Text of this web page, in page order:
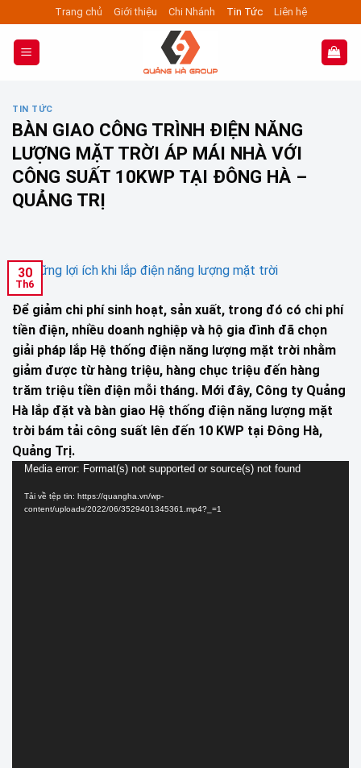
to
content
Trang chủ Giới thiệu Chi Nhánh Tin Tức Liên hệ
TIN TỨC
BÀN GIAO CÔNG TRÌNH ĐIỆN NĂNG
LƯỢNG MẶT TRỜI ÁP MÁI NHÀ VỚI
CÔNG SUẤT 10KWP TẠI ĐÔNG HÀ –
QUẢNG TRỊ
30
Th6
Để giảm chi phí sinh hoạt, sản xuất, trong đó có chi phí
tiền điện, nhiều doanh nghiệp và hộ gia đình đã chọn
giải pháp lắp Hệ thống điện năng lượng mặt trời nhằm
giảm được từ hàng triệu, hàng chục triệu đến hàng
trăm triệu tiền điện mỗi tháng. Mới đây, Công ty Quảng
Hà lắp đặt và bàn giao Hệ thống điện năng lượng mặt
trời bám tải công suất lên đến 10 KWP tại Đông Hà,
Quảng Trị.
Trình
chơi
Video
Media error: Format(s) not supported or source(s) not found
Tải về tệp tin: https://quangha.vn/wp-
content/uploads/2022/06/3529401345361.mp4?_=1